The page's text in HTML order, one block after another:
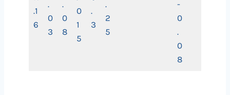
.1
6
.
0
3
.
0
8
0
1
5
.
3
.
2
5
-
0
.
0
8